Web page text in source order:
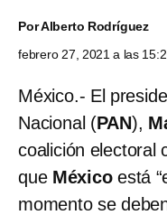
PorAlberto Rodríguez
febrero 27, 2021 a las
México.- El
Nacional (PAN),
coalición electoral
que Méxicoestá
momento se